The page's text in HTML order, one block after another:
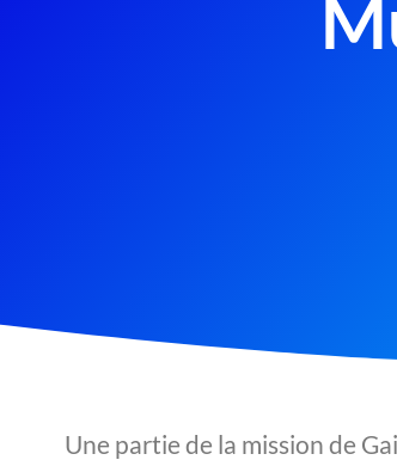
Une partie de la mission de